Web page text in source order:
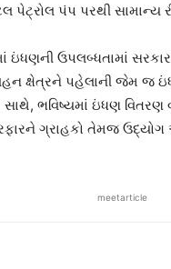
પેટ્રોલ પંપ પરથી સામાન્ય
ઉપલબ્ધતામાં
ક્ષેત્રને પહેલાની જેમ જ
સાથે, ભવિષ્યમાં ઇંધણ વિતરણ
ગ્રાહકો તેમજ ઉદ્યોગ
meetarticle